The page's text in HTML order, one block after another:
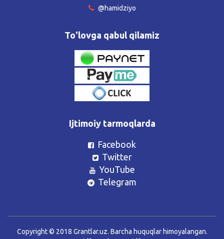
@hamidziyo
To'lovga qabul qilamiz
Ijtimoiy tarmoqlarda
Facebook
Twitter
YouTube
Telegram
Copyright © 2018 Grantlar.uz. Barcha huquqlar himoyalangan.